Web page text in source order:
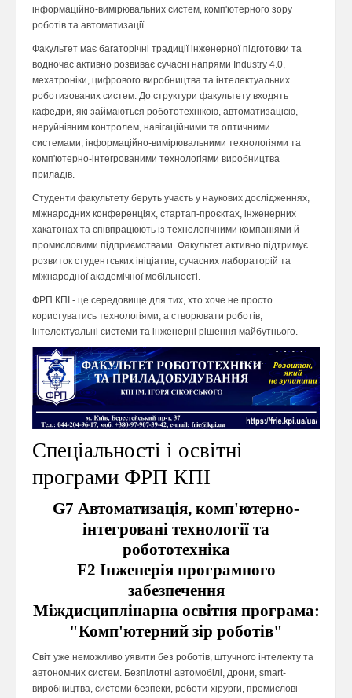
інформаційно-вимірювальних систем, комп'ютерного зору
роботів та автоматизації.
Факультет має багаторічні традиції інженерної підготовки та
водночас активно розвиває сучасні напрями Industry 4.0,
мехатроніки, цифрового виробництва та інтелектуальних
роботизованих систем. До структури факультету входять
кафедри, які займаються робототехнікою, автоматизацією,
неруйнівним контролем, навігаційними та оптичними
системами, інформаційно-вимірювальними технологіями та
комп'ютерно-інтегрованими технологіями виробництва
приладів.
Студенти факультету беруть участь у наукових дослідженнях,
міжнародних конференціях, стартап-проєктах, інженерних
хакатонах та співпрацюють із технологічними компаніями й
промисловими підприємствами. Факультет активно підтримує
розвиток студентських ініціатив, сучасних лабораторій та
міжнародної академічної мобільності.
ФРП КПІ - це середовище для тих, хто хоче не просто
користуватись технологіями, а створювати роботів,
інтелектуальні системи та інженерні рішення майбутнього.
Спеціальності і освітні
програми ФРП КПІ
G7 Автоматизація, комп'ютерно-
інтегровані технології та
робототехніка
F2 Інженерія програмного
забезпечення
Міждисциплінарна освітня програма:
"Комп'ютерний зір роботів"
Світ уже неможливо уявити без роботів, штучного інтелекту та
автономних систем. Безпілотні автомобілі, дрони, smart-
виробництва, системи безпеки, роботи-хірурги, промислові